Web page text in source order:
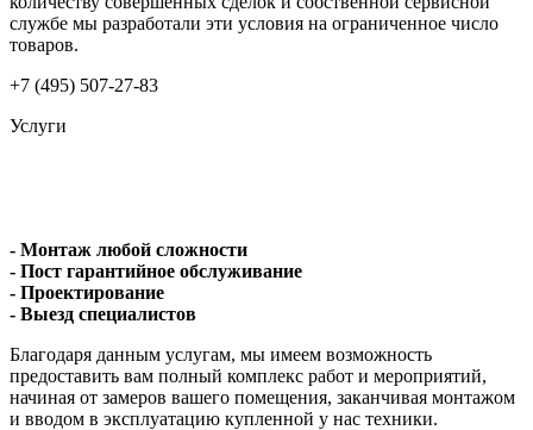
службе мы разработали эти условия на ограниченное число
товаров.
+7 (495) 507-27-83
Услуги
- Монтаж любой сложности
- Пост гарантийное обслуживание
- Проектирование
- Выезд специалистов
Благодаря данным услугам, мы имеем возможность
предоставить вам полный комплекс работ и мероприятий,
начиная от замеров вашего помещения, заканчивая монтажом
и вводом в эксплуатацию купленной у нас техники.